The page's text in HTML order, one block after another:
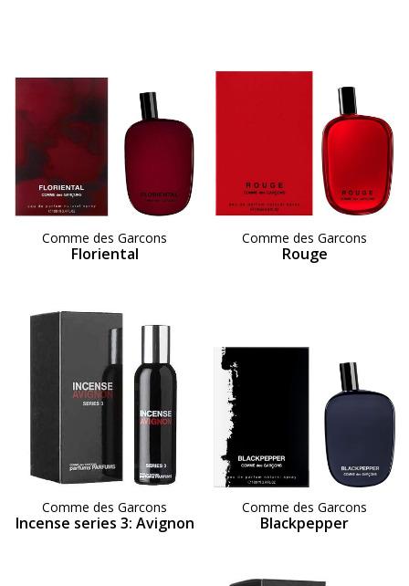
Comme des Garcons
Floriental
Comme des Garcons
Rouge
Comme des Garcons
Incense series 3: Avignon
Comme des Garcons
Blackpepper